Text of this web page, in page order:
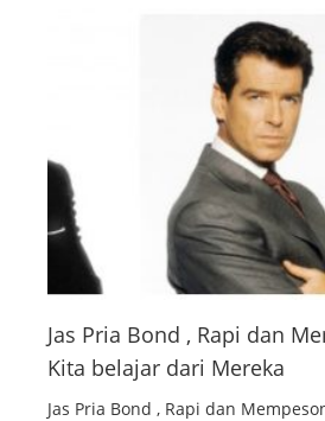
Jas Pria Bond , Rapi dan
Kita belajar dari Mereka
Jas Pria Bond , Rapi dan